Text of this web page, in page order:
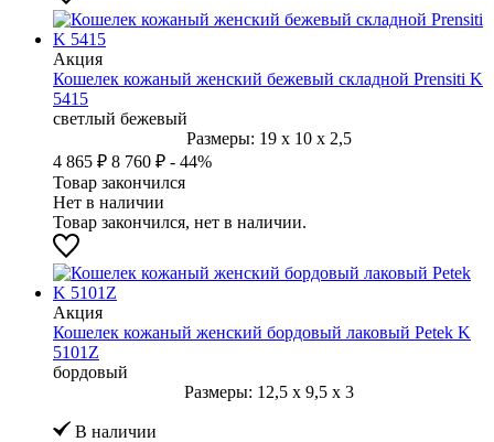
Акция
Кошелек кожаный женский бежевый складной Prensiti K
5415
светлый бежевый
Размеры: 19 x 10 x 2,5
4 865 ₽ 8 760 ₽ - 44%
Товар закончился
Нет в наличии
Товар закончился, нет в наличии.
Акция
Кошелек кожаный женский бордовый лаковый Petek K
5101Z
бордовый
Размеры: 12,5 x 9,5 x 3
В наличии